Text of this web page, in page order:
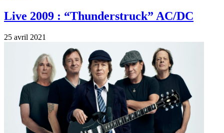
Live 2009 : “Thunderstruck” AC/DC
25 avril 2021